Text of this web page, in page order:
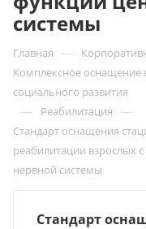
системы
Главная —
Комплексное оснащение
социального развития
— Реабилитация —
Стандарт оснащения
реабилитации взрослых
нервной системы
Стандарт